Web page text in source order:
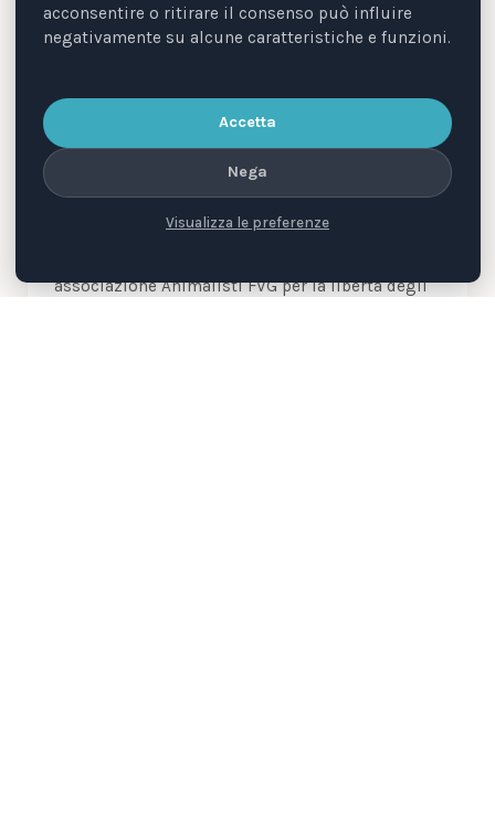
acconsentire o ritirare il consenso può influire
negativamente su alcune caratteristiche e funzioni.
Accetta
Nega
Visualizza le preferenze
Animal Law ha partecipato alla prima edizione
della “Mainstreaming Animal Protection World
(Danimarca)…
“Volare!”: un manifesto per la libertà
associazione Animalisti FVG per la libertà degli